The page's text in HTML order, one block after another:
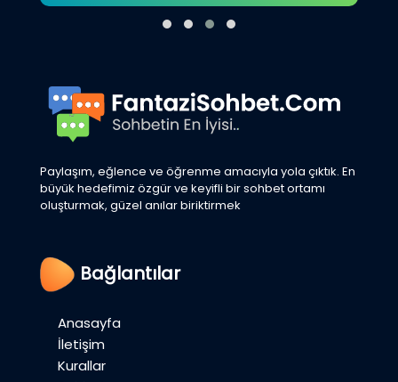
Paylaşım, eğlence ve öğrenme amacıyla yola çıktık. En
büyük hedefimiz özgür ve keyifli bir sohbet ortamı
oluşturmak, güzel anılar biriktirmek
Bağlantılar
Anasayfa
İletişim
Kurallar